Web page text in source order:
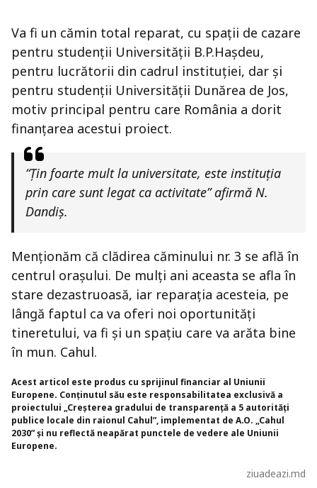
Va fi un cămin total reparat, cu spații de cazare
pentru studenții Universității B.P.Hașdeu,
pentru lucrătorii din cadrul instituției, dar și
pentru studenții Universității Dunărea de Jos,
motiv principal pentru care România a dorit
finanțarea acestui proiect.
“Țin foarte mult la universitate, este instituția
prin care sunt legat ca activitate” afirmă N.
Dandiș.
Menționăm că clădirea căminului nr. 3 se află în
centrul orașului. De mulți ani aceasta se afla în
stare dezastruoasă, iar reparația acesteia, pe
lângă faptul ca va oferi noi oportunități
tineretului, va fi și un spațiu care va arăta bine
în mun. Cahul.
Acest articol este produs cu sprijinul financiar al Uniunii
Europene. Conținutul său este responsabilitatea exclusivă a
proiectului „Creșterea gradului de transparență a 5 autorități
publice locale din raionul Cahul”, implementat de A.O. „Cahul
2030” și nu reflectă neapărat punctele de vedere ale Uniunii
Europene.
ziuadeazi.md